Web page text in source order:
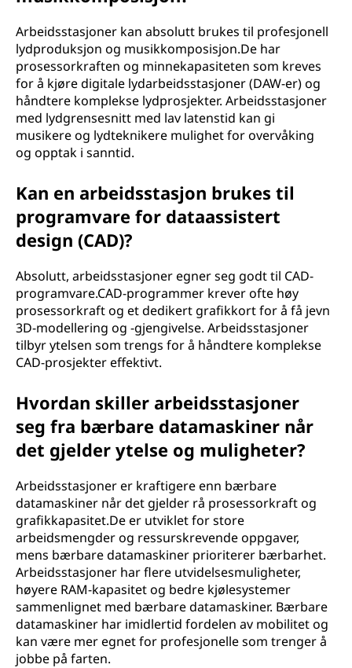
Arbeidsstasjoner kan absolutt brukes til profesjonell
lydproduksjon og musikkomposisjon.De har
prosessorkraften og minnekapasiteten som kreves
for å kjøre digitale lydarbeidsstasjoner (DAW-er) og
håndtere komplekse lydprosjekter. Arbeidsstasjoner
med lydgrensesnitt med lav latenstid kan gi
musikere og lydteknikere mulighet for overvåking
og opptak i sanntid.
Kan en arbeidsstasjon brukes til
programvare for dataassistert
design (CAD)?
Absolutt, arbeidsstasjoner egner seg godt til CAD-
programvare.CAD-programmer krever ofte høy
prosessorkraft og et dedikert grafikkort for å få jevn
3D-modellering og -gjengivelse. Arbeidsstasjoner
tilbyr ytelsen som trengs for å håndtere komplekse
CAD-prosjekter effektivt.
Hvordan skiller arbeidsstasjoner
seg fra bærbare datamaskiner når
det gjelder ytelse og muligheter?
Arbeidsstasjoner er kraftigere enn bærbare
datamaskiner når det gjelder rå prosessorkraft og
grafikkapasitet.De er utviklet for store
arbeidsmengder og ressurskrevende oppgaver,
mens bærbare datamaskiner prioriterer bærbarhet.
Arbeidsstasjoner har flere utvidelsesmuligheter,
høyere RAM-kapasitet og bedre kjølesystemer
sammenlignet med bærbare datamaskiner. Bærbare
datamaskiner har imidlertid fordelen av mobilitet og
kan være mer egnet for profesjonelle som trenger å
jobbe på farten.